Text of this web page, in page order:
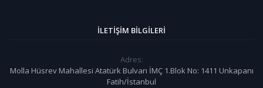
İLETIŞIM BILGILERI
Adres:
Molla Hüsrev Mahallesi Atatürk Bulvarı İMÇ 1.Blok No: 1411 Unkapanı
Fatih/İstanbul